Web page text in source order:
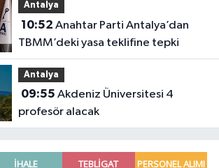
Antalya
10:52
TBMM’deki yasa teklifine tepki
Antalya
09:55
profesör alacak